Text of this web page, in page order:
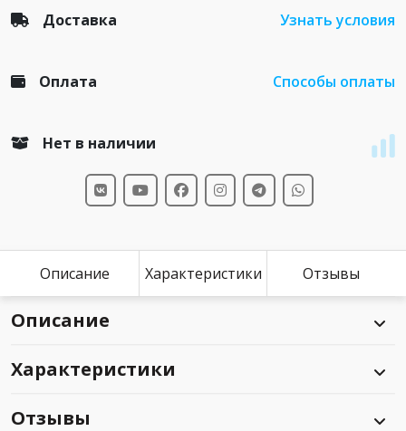
Доставка Узнать условия
Оплата Способы оплаты
Нет в наличии
Описание Характеристики Отзывы
Описание
Характеристики
Отзывы